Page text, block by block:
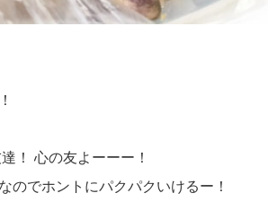
！ 心の友よーーー！
のでホントにパクパクいけるー！